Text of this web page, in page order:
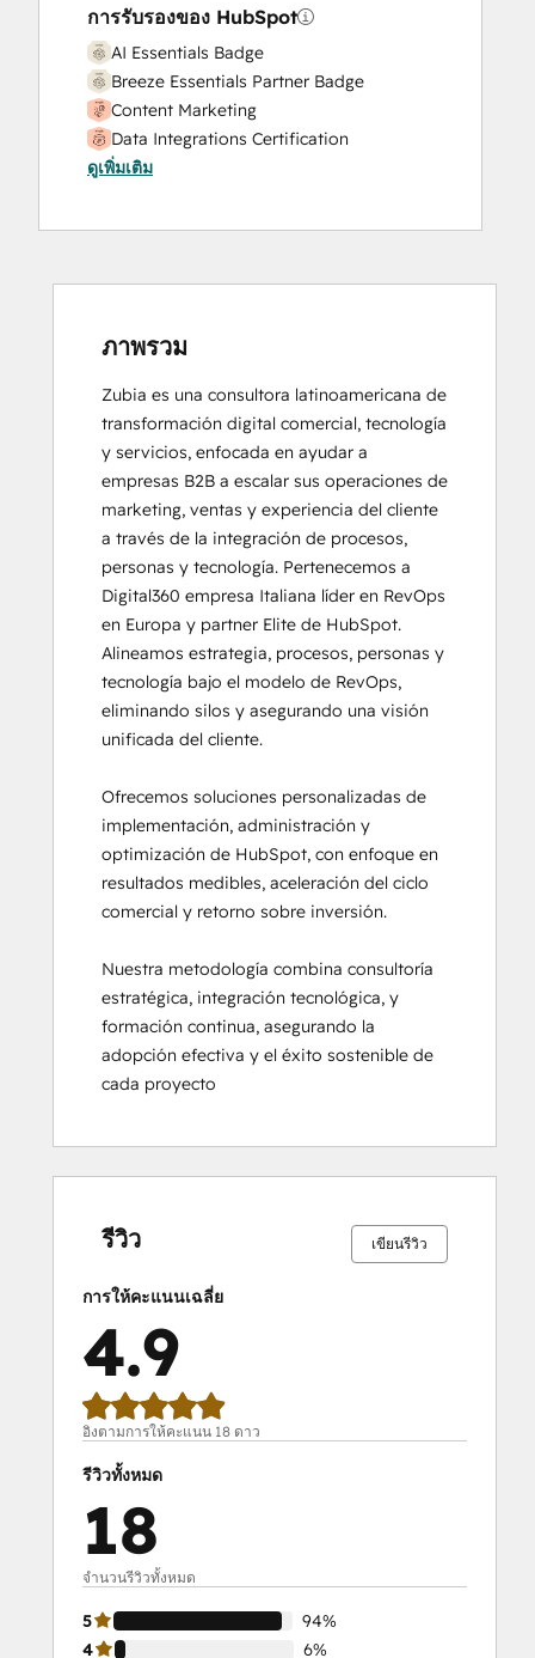
Website Migration
การรับรองของ HubSpot
AI Essentials Badge
Breeze Essentials Partner Badge
Content Marketing
Data Integrations Certification
Digital Marketing
Frictionless Sales
HubSpot Reporting
HubSpot Solutions Partner
Inbound Marketing
Inbound Marketing
Inbound Sales
Platform Consulting
Revenue Operations
Sales Enablement
Salesforce Integration Certification
Service Hub Software
Social Media Marketing Certification
Course
ดูเพิ่มเติม
ภาพรวม
Zubia es una consultora latinoamericana de
transformación digital comercial, tecnología
y servicios, enfocada en ayudar a
empresas B2B a escalar sus operaciones de
marketing, ventas y experiencia del cliente
a través de la integración de procesos,
personas y tecnología. Pertenecemos a
Digital360 empresa Italiana líder en RevOps
en Europa y partner Elite de HubSpot.
Alineamos estrategia, procesos, personas y
tecnología bajo el modelo de RevOps,
eliminando silos y asegurando una visión
unificada del cliente.
Ofrecemos soluciones personalizadas de
implementación, administración y
optimización de HubSpot, con enfoque en
resultados medibles, aceleración del ciclo
comercial y retorno sobre inversión.
Nuestra metodología combina consultoría
estratégica, integración tecnológica, y
formación continua, asegurando la
adopción efectiva y el éxito sostenible de
cada proyecto
รีวิว เขียนรีวิว
การให้คะแนนเฉลี่ย
4.9
อิงตามการให้คะแนน 18 ดาว
รีวิวทั้งหมด
18
จำนวนรีวิวทั้งหมด
5
94%
4
6%
6%
0%
0%
0%
94%